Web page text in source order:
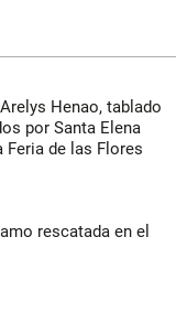
Henao, tablado
por Santa Elena
de las Flores
rescatada en el